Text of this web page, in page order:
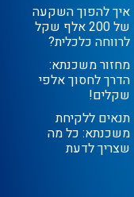
איך להפוך השקעה
של 200 אלף שקל
לרווחה כלכלית?
מחזור משכנתא:
הדרך לחסוך אלפי
שקלים!
תנאים ללקיחת
משכנתא: כל מה
שצריך לדעת